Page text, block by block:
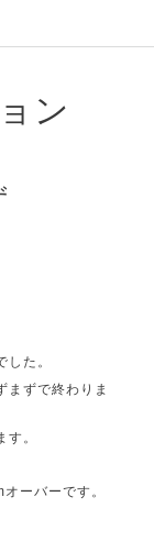
ン
た。
まずで終わりま
。
ーバーです。